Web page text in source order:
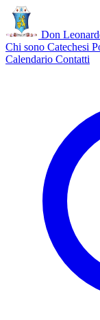
Don
Chi sono Catechesi
Calendario Contatti